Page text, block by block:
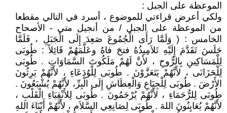
الموعظة على الجبل :
ولكي أعرض قراءتي للموضوع ، أسرد في التالي مقطعا
من الموعظة على الجبل / من أنجيل متى - الأصحاح
الخامس : ( وَلَمَّا رَأَى الْجُمُوعَ صَعِدَ إِلَى الْجَبَلِ ، فَلَمَّا
جَلَسَ تَقَدَّمَ إِلَيْهِ تَلاَمِيذُهُ فتحَ فاهُ وعَلَّمَهُمْ قَائِلاً : طُوبَى
لِلْمَسَاكِينِ بِالرُّوحِ ، لأَنَّ لَهُمْ مَلَكُوتَ السَّمَاوَاتِ . طُوبَى
لِلْحَزَانَى ، لأَنَّهُمْ يَتَعَزَّوْنَ . طُوبَى لِلْوُدَعَاءِ ، لأَنَّهُمْ يَرِثُونَ
الأَرْضَ . طُوبَى لِلْجِيَاعِ وَالْعِطَاشِ إِلَى الْبِرِّ، لأَنَّهُمْ يُشْبَعُونَ .
طُوبَى لِلرُّحَمَاءِ ، لأَنَّهُمْ يُرْحَمُونَ . طُوبَى لِلأَنْقِيَاءِ الْقَلْبِ ،
لأَنَّهُمْ يُعَايِنُونَ اللهَ . طُوبَى لِصَانِعِي السَّلاَمِ ، لأَنَّهُمْ أَبْنَاءَ اللهِ